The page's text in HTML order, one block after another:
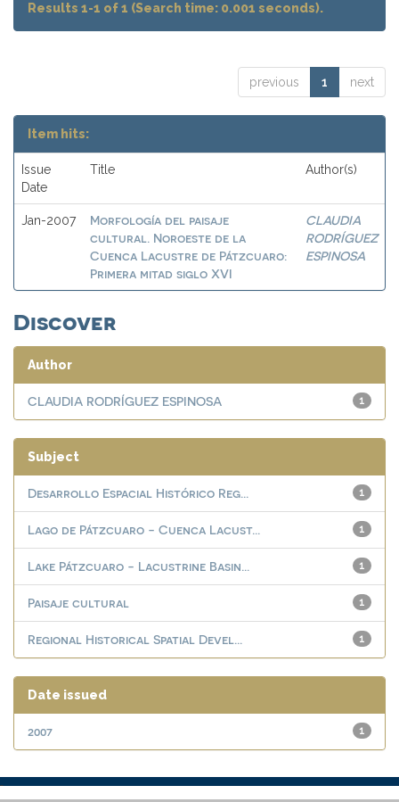
Results 1-1 of 1 (Search time: 0.001 seconds).
previous 1 next
Item hits:
Issue
Date
Title Author(s)
Jan-2007
Morfología del paisaje
cultural. Noroeste de la
Cuenca Lacustre de Pátzcuaro:
Primera mitad siglo XVI
CLAUDIA
RODRÍGUEZ
ESPINOSA
Discover
Author
1
CLAUDIA RODRÍGUEZ ESPINOSA
Subject
1
Desarrollo Espacial Histórico Reg...
1
Lago de Pátzcuaro - Cuenca Lacust...
1
Lake Pátzcuaro - Lacustrine Basin...
1
Paisaje cultural
1
Regional Historical Spatial Devel...
Date issued
1
2007